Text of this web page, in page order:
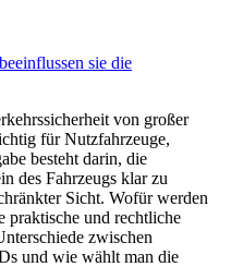
sie die
von großer
für Nutzfahrzeuge,
besteht darin, die
des Fahrzeugs klar zu
Sicht. Wofür werden
praktische und rechtliche
zwischen
und wie wählt man die